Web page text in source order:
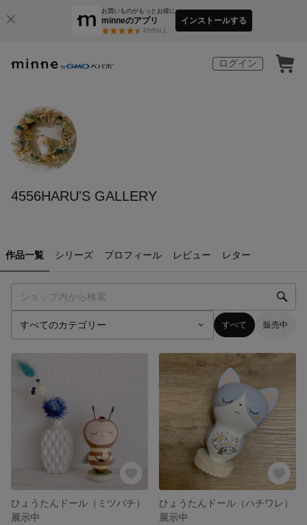
お買いものがもっとお得に
minneのアプリ
3万件以上
インストールする
ログイン
4556HARU'S GALLERY
作品一覧 シリーズ プロフィール レビュー レター
すべて 販売中
ひょうたんドール（ミツバチ）
展示中
ひょうたんドール（ハチワレ）
展示中